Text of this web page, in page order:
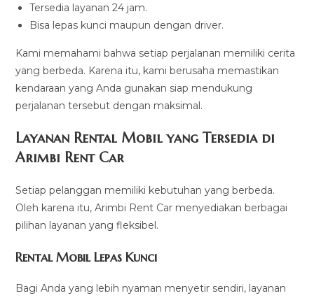
Tersedia layanan 24 jam.
Bisa lepas kunci maupun dengan driver.
Kami memahami bahwa setiap perjalanan memiliki cerita
yang berbeda. Karena itu, kami berusaha memastikan
kendaraan yang Anda gunakan siap mendukung
perjalanan tersebut dengan maksimal.
Layanan Rental Mobil yang Tersedia di
Arimbi Rent Car
Setiap pelanggan memiliki kebutuhan yang berbeda.
Oleh karena itu, Arimbi Rent Car menyediakan berbagai
pilihan layanan yang fleksibel.
Rental Mobil Lepas Kunci
Bagi Anda yang lebih nyaman menyetir sendiri, layanan